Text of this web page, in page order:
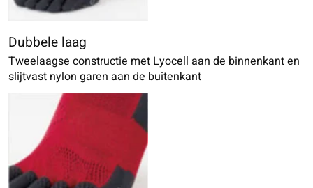
Dubbele laag
Tweelaagse constructie met Lyocell aan de binnenkant en
slijtvast nylon garen aan de buitenkant